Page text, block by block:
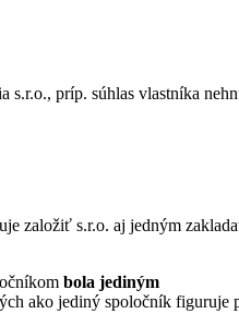
príp. súhlas vlastníka
založiť s.r.o. aj jedným
bola jediným
ako jediný spoločník figuruje